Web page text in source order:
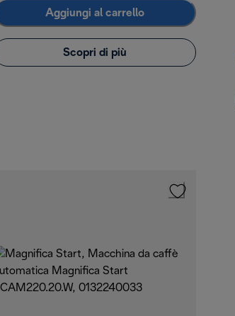
Aggiungi al carrello
Scopri di più